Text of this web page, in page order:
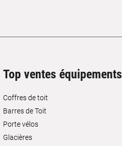
Top ventes équipements
Coffres de toit
Barres de Toit
Porte vélos
Glacières